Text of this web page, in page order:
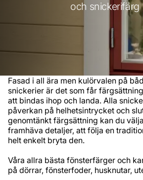
och snickerifärg
Fasad i all ära men kulörvalen på
snickerier är det som får
att bindas ihop och landa. Alla
påverkan på helhetsintrycket och
genomtänkt färgsättning kan du
framhäva detaljer, att följa en
helt enkelt bryta den. ​
Våra allra bästa fönsterfärger och
på​ dörrar, fönsterfoder, husknutar,